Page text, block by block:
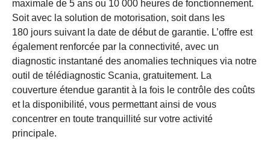
maximale de 5 ans ou 10 000 heures de fonctionnement.
Soit avec la solution de motorisation, soit dans les
180 jours suivant la date de début de garantie. L’offre est
également renforcée par la connectivité, avec un
diagnostic instantané des anomalies techniques via notre
outil de télédiagnostic Scania, gratuitement. La
couverture étendue garantit à la fois le contrôle des coûts
et la disponibilité, vous permettant ainsi de vous
concentrer en toute tranquillité sur votre activité
principale.